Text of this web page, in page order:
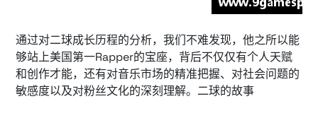
通过对二球成长历程的分析，我们不难发现，他之所以能
够站上美国第一Rapper的宝座，背后不仅仅有个人天赋
和创作才能，还有对音乐市场的精准把握、对社会问题的
敏感度以及对粉丝文化的深刻理解。二球的故事